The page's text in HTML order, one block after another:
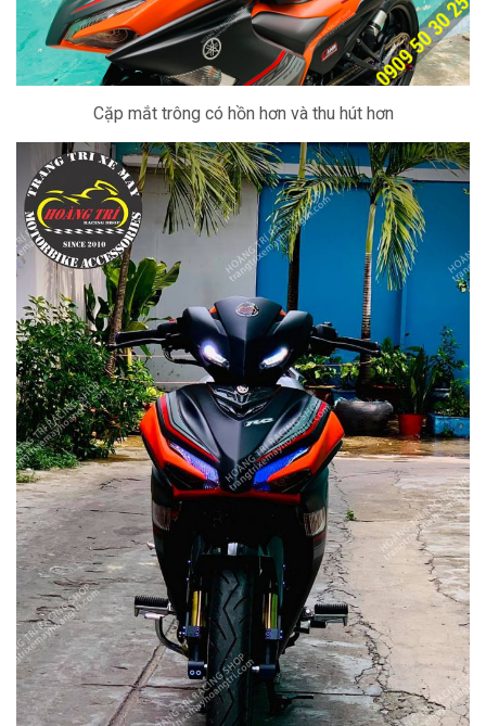
Cặp mắt trông có hồn hơn và thu hút hơn